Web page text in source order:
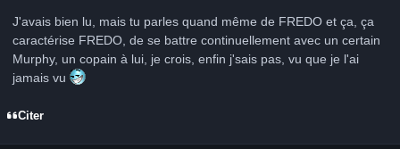
J'avais bien lu, mais tu parles quand même de FREDO et ça, ça
caractérise FREDO, de se battre continuellement avec un certain
Murphy, un copain à lui, je crois, enfin j'sais pas, vu que je l'ai
jamais vu
Citer